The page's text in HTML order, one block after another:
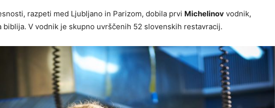
razpeti med Ljubljano in Parizom, dobila prvi Michelinov vodnik,
biblija. V vodnik je skupno uvrščenih 52 slovenskih restavracij.